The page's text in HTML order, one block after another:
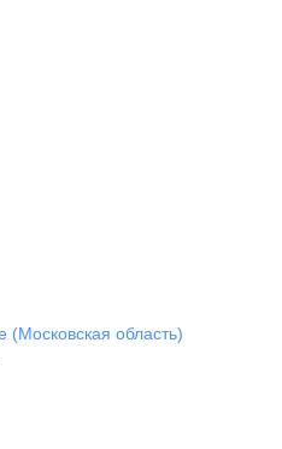
(Московская область)